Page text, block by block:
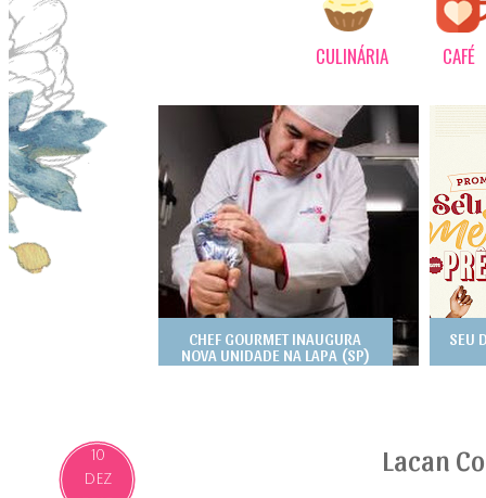
CULINÁRIA CAFÉ
CHEF GOURMET INAUGURA
NOVA UNIDADE NA LAPA (SP)
SEU
10
DEZ
Lacan